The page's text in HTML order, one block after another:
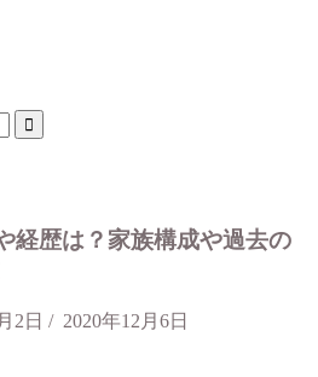
経歴は？家族構成や過去の
2日 / 2020年12月6日